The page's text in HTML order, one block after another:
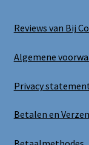
Reviews van Bij
Algemene
Privacy
Betalen en